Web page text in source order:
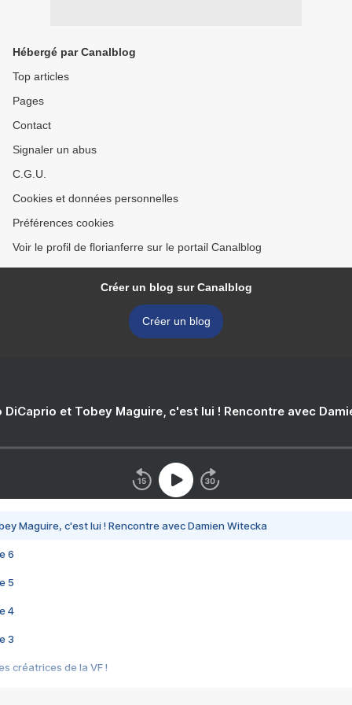
Hébergé par Canalblog
Top articles
Pages
Contact
Signaler un abus
C.G.U.
Cookies et données personnelles
Préférences cookies
Voir le profil de florianferre sur le portail Canalblog
Créer un blog sur Canalblog
Créer un blog
DiCaprio et Tobey Maguire, c'est lui ! Rencontre avec
Maguire, c'est lui ! Rencontre avec Damien Witecka
6
5
4
3
créatrices de la VF !